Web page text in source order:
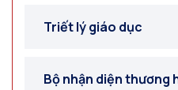
Triết lý giáo dục
Bộ nhận diện thương